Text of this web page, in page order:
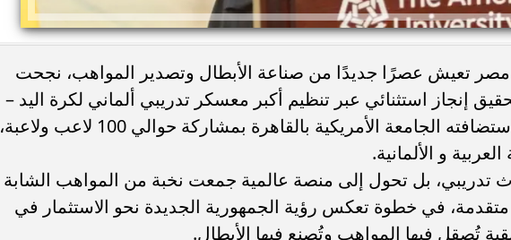
تعيش عصرًا جديدًا من صناعة الأبطال وتصدير المواهب، نجحت
إنجاز استثنائي عبر تنظيم أكبر معسكر تدريبي ألماني لكرة اليد –
THW Kiel Camps، الذي استضافته الجامعة الأمريكية بالقاهرة بمشاركة حوالي 100 لاعب ولاعبة،
و الألمانية.
بل تحول إلى منصة عالمية جمعت نخبة من المواهب الشابة
في خطوة تعكس رؤية الجمهورية الجديدة نحو الاستثمار في
تُصقل فيها المواهب وتُصنع فيها الأبطال.
تكتب التاريخ.. فريق “حلم” يفوز بكأس
بطولة Genuine Cup العالمية لكرة...
أوبو تطلق سلسلة رينو 16 في المملكة